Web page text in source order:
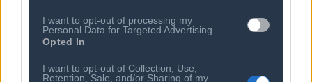
I want to opt-out of processing my
Personal Data for Targeted Advertising.
Opted In
I want to opt-out of Collection, Use,
Retention, Sale, and/or Sharing of my
Ποιος είναι ο ΣΕΠΕ
Καταστατικό
Διοικητικό Προσωπικό &